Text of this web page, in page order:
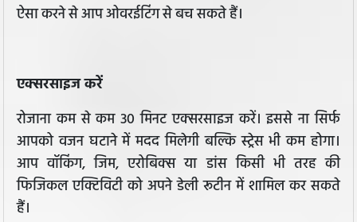
ऐसा करने से आप ओवरईटिंग से बच सकते हैं।
एक्सरसाइज करें
रोजाना कम से कम 30 मिनट एक्सरसाइज करें। इससे ना सिर्फ
आपको वजन घटाने में मदद मिलेगी बल्कि स्ट्रेस भी कम होगा।
आप वॉकिंग, जिम, एरोबिक्स या डांस किसी भी तरह की
फिजिकल एक्टिविटी को अपने डेली रूटीन में शामिल कर सकते
हैं।